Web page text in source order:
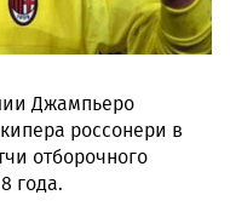
Джампьеро
россонери в
отборочного
года.